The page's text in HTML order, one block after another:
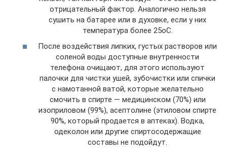
отрицательный фактор. Аналогично нельзя
сушить на батарее или в духовке, если у них
температура более 25оС.
После воздействия липких, густых растворов или
соленой воды доступные внутренности
телефона очищают, для этого используют
палочки для чистки ушей, зубочистки или спички
с намотанной ватой, которые желательно
смочить в спирте — медицинском (70%) или
изоприловом (99%), асептолине (этиловом спирте
90%, который продается в аптеках). Водка,
одеколон или другие спиртосодержащие
составы не подойдут.